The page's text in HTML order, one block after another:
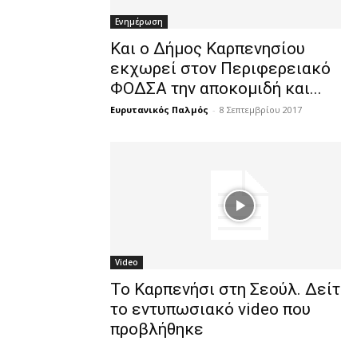
Ενημέρωση
Και ο Δήμος Καρπενησίου
εκχωρεί στον Περιφερειακό
ΦΟΔΣΑ την αποκομιδή και...
Ευρυτανικός Παλμός - 8 Σεπτεμβρίου 2017
Video
Το Καρπενήσι στη Σεούλ.
το εντυπωσιακό video που
προβλήθηκε